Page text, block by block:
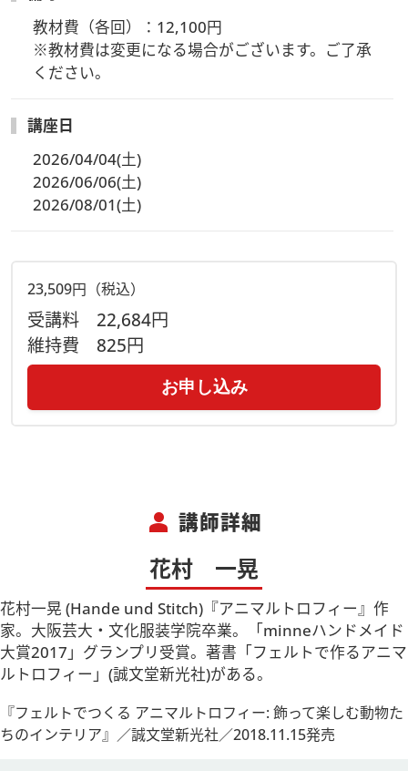
教材費（各回）：12,100円
※教材費は変更になる場合がございます。ご了承
ください。
講座日
2026/04/04(土)
2026/06/06(土)
2026/08/01(土)
23,509円（税込）
受講料 22,684円
維持費 825円
お申し込み
person 講師詳細
花村 一晃
花村一晃 (Hande und Stitch)『アニマルトロフィー』作
家。大阪芸大・文化服装学院卒業。「minneハンドメイド
大賞2017」グランプリ受賞。著書「フェルトで作るアニマ
ルトロフィー」(誠文堂新光社)がある。
『フェルトでつくる アニマルトロフィー: 飾って楽しむ動物た
ちのインテリア』／誠文堂新光社／2018.11.15発売